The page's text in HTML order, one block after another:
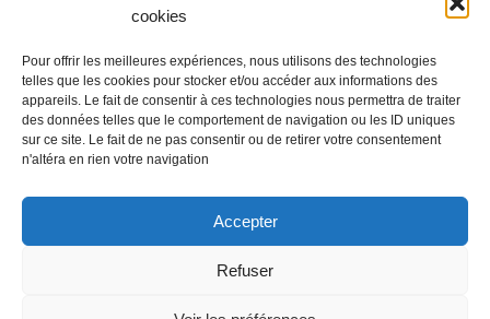
cookies
Pour offrir les meilleures expériences, nous utilisons des technologies
telles que les cookies pour stocker et/ou accéder aux informations des
appareils. Le fait de consentir à ces technologies nous permettra de traiter
des données telles que le comportement de navigation ou les ID uniques
sur ce site. Le fait de ne pas consentir ou de retirer votre consentement
n'altéra en rien votre navigation
Accepter
Refuser